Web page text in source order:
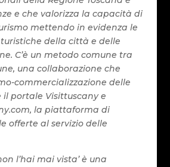
e che valorizza la capacità di
mettendo in evidenza le
della città e delle
C’è un metodo comune tra
una collaborazione che
commercializzazione delle
portale Visittuscany e
la piattaforma di
offerte al servizio delle
l’hai mai vista’ è una